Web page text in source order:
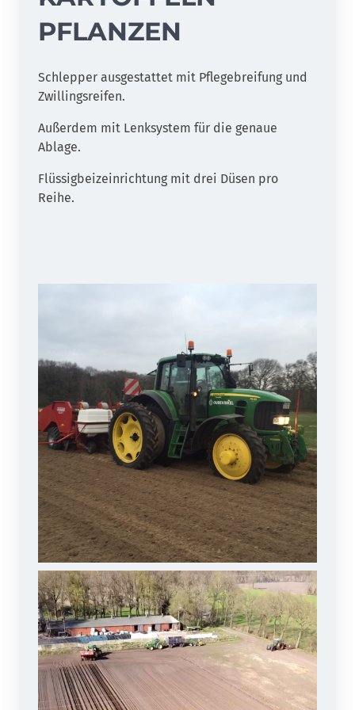
PFLANZEN
Schlepper ausgestattet mit Pflegebreifung und
Zwillingsreifen.
Außerdem mit Lenksystem für die genaue
Ablage.
Flüssigbeizeinrichtung mit drei Düsen pro
Reihe.